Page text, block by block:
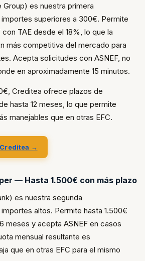
Group) es nuestra primera
superiores a 300€. Permite
TAE desde el 18%, lo que la
más competitiva del mercado para
Acepta solicitudes con ASNEF, no
en aproximadamente 15 minutos.
Creditea ofrece plazos de
hasta 12 meses, lo que permite
manejables que en otras EFC.
→
— Hasta 1.500€ con más plazo
es nuestra segunda
altos. Permite hasta 1.500€
meses y acepta ASNEF en casos
mensual resultante es
que en otras EFC para el mismo